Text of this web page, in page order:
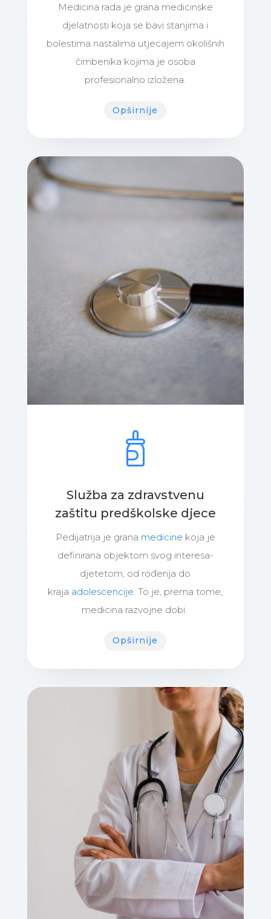
Medicina rada je grana medicinske
djelatnosti koja se bavi stanjima i
bolestima nastalima utjecajem okolišnih
čimbenika kojima je osoba
profesionalno izložena.
Opširnije
Služba za zdravstvenu
zaštitu predškolske djece
Pedijatrija je grana medicine koja je
definirana objektom svog interesa-
djetetom, od rođenja do
kraja adolescencije. To je, prema tome,
medicina razvojne dobi.
Opširnije